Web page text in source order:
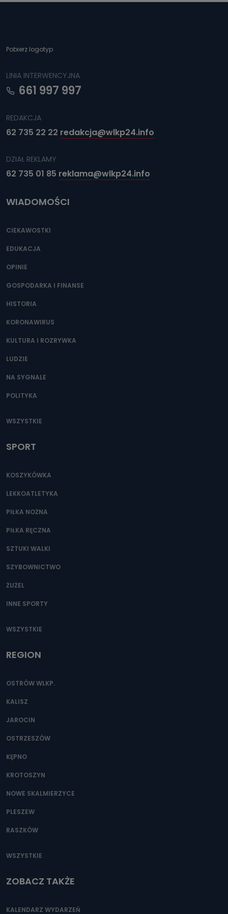
Pobierz logotyp
LINIA INTERWENCYJNA
661 997 997
REDAKCJA
62 735 22 22 redakcja@wlkp24.info
DZIAŁ REKLAMY
62 735 01 85 reklama@wlkp24.info
WIADOMOŚCI
CIEKAWOSTKI
EDUKACJA
OPINIE
GOSPODARKA I FINANSE
HISTORIA
KORONAWIRUS
KULTURA I ROZRYWKA
LUDZIE
NA SYGNALE
POLITYKA
WSZYSTKIE
SPORT
KOSZYKÓWKA
LEKKOATLETYKA
PIŁKA NOŻNA
PIŁKA RĘCZNA
SZTUKI WALKI
SZYBOWNICTWO
ŻUŻEL
INNE SPORTY
WSZYSTKIE
REGION
OSTRÓW WLKP.
KALISZ
JAROCIN
OSTRZESZÓW
KĘPNO
KROTOSZYN
NOWE SKALMIERZYCE
PLESZEW
RASZKÓW
WSZYSTKIE
ZOBACZ TAKŻE
KALENDARZ WYDARZEŃ